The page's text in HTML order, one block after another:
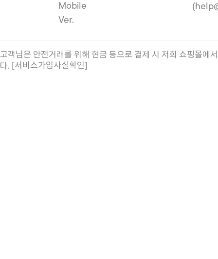
Mobile
Ver.
고객님은 안전거래를 위해 현금 등으로 결제 시 저희 쇼핑몰에
다.
[서비스가입사실확인]